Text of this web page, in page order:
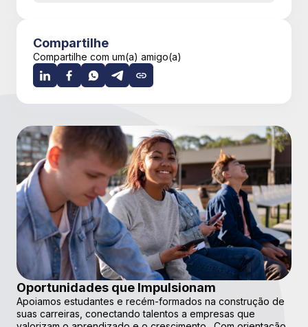
Compartilhe
Compartilhe com um(a) amigo(a)
Oportunidades que Impulsionam
Apoiamos estudantes e recém-formados na construção de
suas carreiras, conectando talentos a empresas que